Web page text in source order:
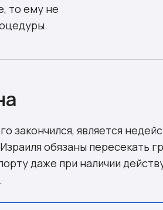
то ему не
закончился, является
обязаны пересекать
даже при наличии